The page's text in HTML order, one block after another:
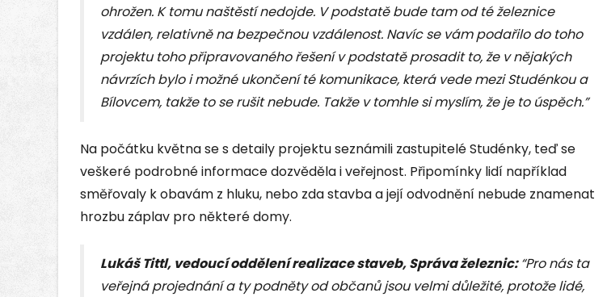
ohrožen. K tomu naštěstí nedojde. V podstatě bude tam od té železnice
vzdálen, relativně na bezpečnou vzdálenost. Navíc se vám podařilo do toho
projektu toho připravovaného řešení v podstatě prosadit to, že v nějakých
návrzích bylo i možné ukončení té komunikace, která vede mezi Studénkou a
Bílovcem, takže to se rušit nebude. Takže v tomhle si myslím, že je to úspěch.”
Na počátku května se s detaily projektu seznámili zastupitelé Studénky, teď se
veškeré podrobné informace dozvěděla i veřejnost. Připomínky lidí například
směřovaly k obavám z hluku, nebo zda stavba a její odvodnění nebude znamenat
hrozbu záplav pro některé domy.
Lukáš Tittl, vedoucí oddělení realizace staveb, Správa železnic:“Pro nás ta
veřejná projednání a ty podněty od občanů jsou velmi důležité, protože lidé,